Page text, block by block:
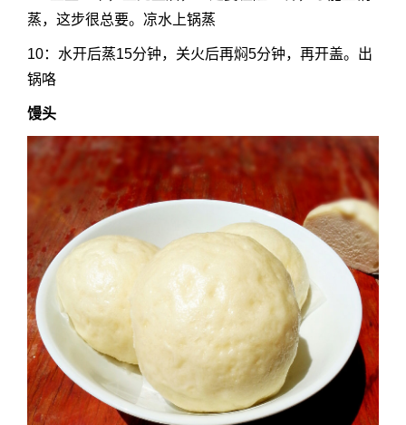
蒸，这步很总要。凉水上锅蒸
10：水开后蒸15分钟，关火后再焖5分钟，再开盖。出
锅咯
馒头